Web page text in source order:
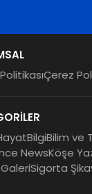
Çerez
BilgiBilim ve
NewsKöşe
Sigorta